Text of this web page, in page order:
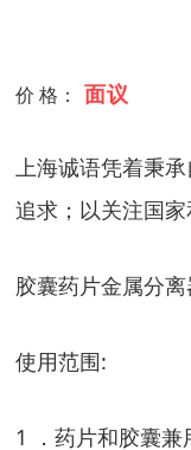
价 格： 面议
上海诚语凭着秉
追求；以关注国
胶囊药片金属分离
使用范围:
1 ．药片和胶囊